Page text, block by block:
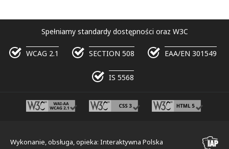
Spełniamy standardy dostępności oraz W3C
WCAG 2.1 SECTION 508 EAA/EN 301549
IS 5568
Wykonanie, obsługa, opieka: Interaktywna Polska